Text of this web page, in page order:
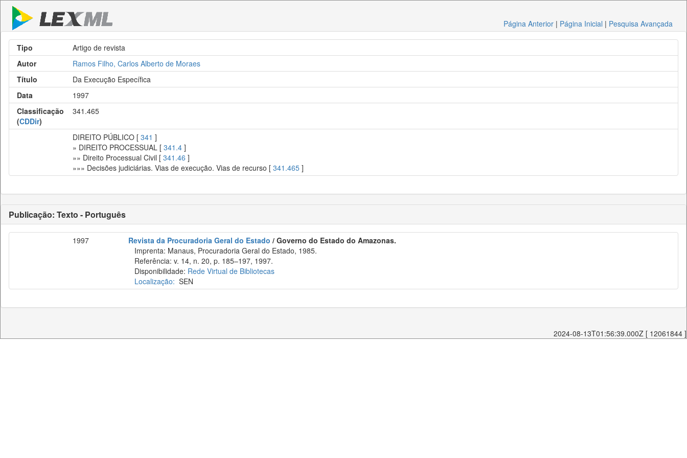
Página Anterior | Página Inicial | Pesquisa Avançada
Tipo
Artigo de revista
Autor
Ramos Filho, Carlos Alberto de Moraes
Título
Da Execução Específica
Data
1997
Classificação
(CDDir)
341.465
DIREITO PÚBLICO [ 341 ]
» DIREITO PROCESSUAL [ 341.4 ]
»» Direito Processual Civil [ 341.46 ]
»»» Decisões judiciárias. Vias de execução. Vias de recurso [ 341.465 ]
Publicação: Texto - Português
1997 Revista da Procuradoria Geral do Estado / Governo do Estado do Amazonas.
Imprenta: Manaus, Procuradoria Geral do Estado, 1985.
Referência: v. 14, n. 20, p. 185–197, 1997.
Disponibilidade: Rede Virtual de Bibliotecas
Localização: SEN
2024-08-13T01:56:39.000Z [ 12061844 ]